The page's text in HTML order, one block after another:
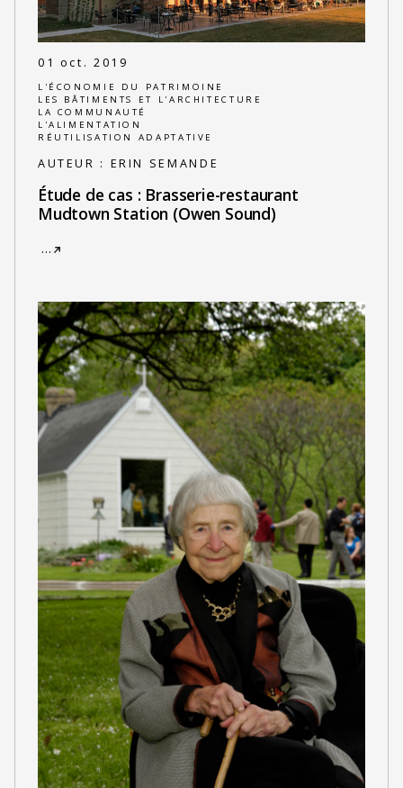
01 oct. 2019
L'ÉCONOMIE DU PATRIMOINE
LES BÂTIMENTS ET L'ARCHITECTURE
LA COMMUNAUTÉ
L'ALIMENTATION
RÉUTILISATION ADAPTATIVE
AUTEUR : ERIN SEMANDE
Étude de cas : Brasserie-restaurant
Mudtown Station (Owen Sound)
…